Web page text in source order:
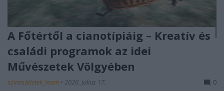
A Főtértől a cianotípiáig – Kreatív és
családi programok az idei
Művészetek Völgyében
színesötletek_team • 2026. július 17. 0